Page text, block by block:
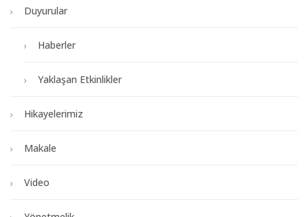
Duyurular
Haberler
Yaklaşan Etkinlikler
Hikayelerimiz
Makale
Video